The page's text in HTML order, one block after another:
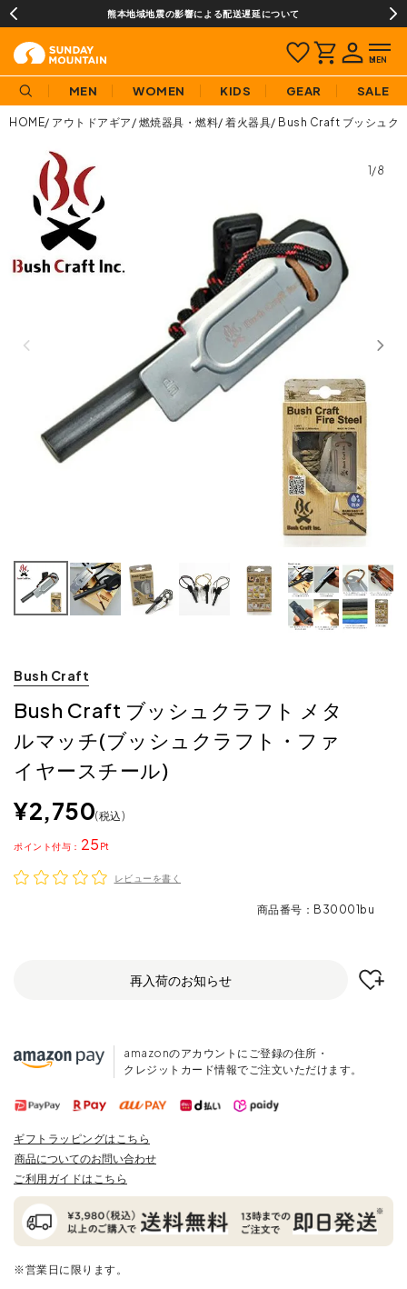
熊本地域地震の影響による配送遅延について
MEN WOMEN KIDS GEAR SALE
HOME アウトドアギア 燃焼器具・燃料 着火器具 Bush Craft ブッシュク
1/8
Bush Craft
Bush Craft ブッシュクラフト メタ
ルマッチ(ブッシュクラフト・ファ
イヤースチール)
¥2,750 税込
25
ポイント
レビューを書く
商品番号 B30001bu
再入荷のお知らせ
amazonのアカウントにご登録の住所・
クレジットカード情報でご注文いただけます。
ギフトラッピングはこちら
商品についてのお問い合わせ
ご利用ガイドはこちら
※営業日に限ります。